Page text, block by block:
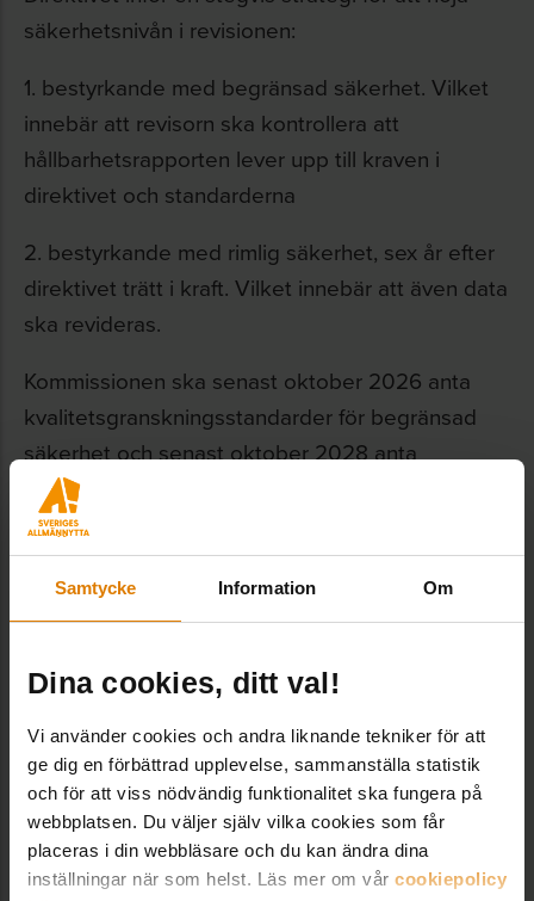
Samtycke Information Om
Dina cookies, ditt val!
Vi använder cookies och andra liknande tekniker för att
ge dig en förbättrad upplevelse, sammanställa statistik
och för att viss nödvändig funktionalitet ska fungera på
webbplatsen. Du väljer själv vilka cookies som får
placeras i din webbläsare och du kan ändra dina
inställningar när som helst. Läs mer om vår cookiepolicy
säkerhetsnivån i revisionen:
1. bestyrkande med begränsad säkerhet. Vilket
innebär att revisorn ska kontrollera att
hållbarhetsrapporten lever upp till kraven i
direktivet och standarderna
2. bestyrkande med rimlig säkerhet, sex år efter
direktivet trätt i kraft. Vilket innebär att även data
ska revideras.
Kommissionen ska senast oktober 2026 anta
kvalitetsgranskningsstandarder för begränsad
säkerhet och senast oktober 2028 anta
kvalitetsgranskningsstandarder för rimlig
säkerhet.
EU-gemensamma standarder
för hållbarhetsrapportering
EU kommissionen har den 31 juli 2023 antagit
EU-gemensamma standarder för
hållbarhetsrapportering(finns på engelska och
svenska). Syftet med standarderna är att en
hållbarhetsrapport ska vara begriplig, relevant,
verifierbar, jämförbar och framställd på ett korrekt